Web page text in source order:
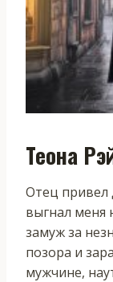
Теона
Отец
выгнал меня
замуж за
позора и
мужчине,